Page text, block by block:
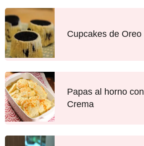
Cupcakes de Oreo
Papas al horno con
Crema